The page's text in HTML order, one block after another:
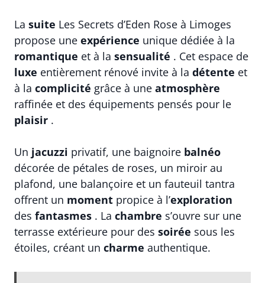
La suite Les Secrets d’Eden Rose à Limoges
propose une expérience unique dédiée à la
romantique et à la sensualité . Cet espace de
luxe entièrement rénové invite à la détente et
à la complicité grâce à une atmosphère
raffinée et des équipements pensés pour le
plaisir .
Un jacuzzi privatif, une baignoire balnéo
décorée de pétales de roses, un miroir au
plafond, une balançoire et un fauteuil tantra
offrent un moment propice à l’exploration
des fantasmes . La chambre s’ouvre sur une
terrasse extérieure pour des soirée sous les
étoiles, créant un charme authentique.